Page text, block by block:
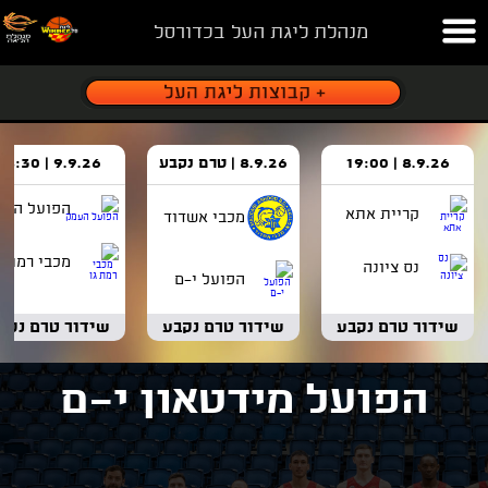
מנהלת ליגת העל בכדורסל
8.9.26 | 19:00
קריית אתא
נס ציונה
שידור טרם נקבע
8.9.26 | טרם נקבע
מכבי אשדוד
הפועל י-ם
שידור טרם נקבע
9.9.26 | 18:30
הפועל
מכבי רמת
שידור טרם
הפועל מידטאון י-ם